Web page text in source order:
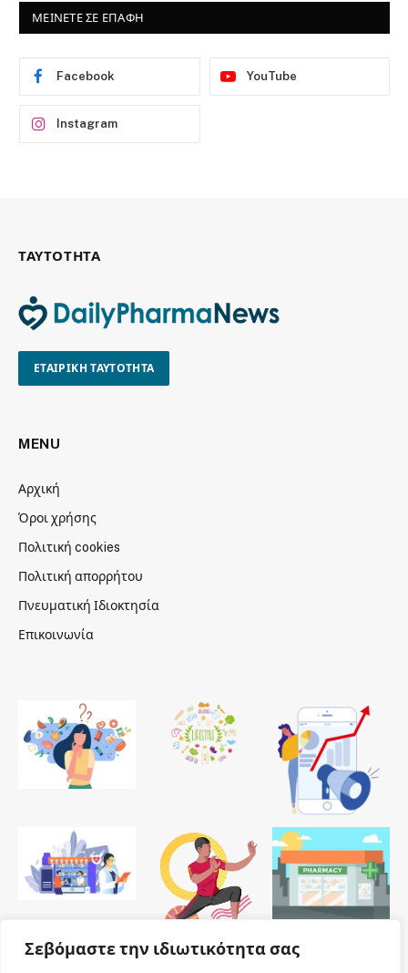
Σεβόμαστε την ιδιωτικότητα σας
ΜΕΙΝΕΤΕ ΣΕ ΕΠΑΦΗ
Facebook YouTube
Instagram
ΤΑΥΤΟΤΗΤΑ
ΕΤΑΙΡΙΚΗ ΤΑΥΤΟΤΗΤΑ
MENU
Αρχική
Όροι χρήσης
Πολιτική cookies
Πολιτική απορρήτου
Πνευματική Ιδιοκτησία
Επικοινωνία